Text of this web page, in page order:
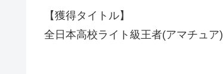
【獲得タイトル】
全日本高校ライト級王者(アマチュア)